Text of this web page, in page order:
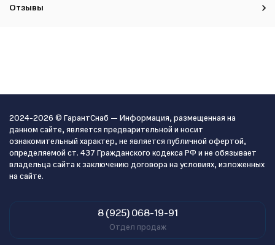
Отзывы
2024-2026 © ГарантСнаб — Информация, размещенная на
данном сайте, является предварительной и носит
ознакомительный характер, не является публичной офертой,
определяемой ст. 437 Гражданского кодекса РФ и не обязывает
владельца сайта к заключению договора на условиях, изложенных
на сайте.
8 (925) 068-19-91
Отдел продаж